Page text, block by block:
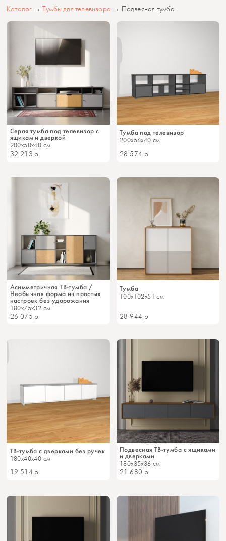
Каталог →Тумбы для телевизора → Подвесная тумба
Серая тумба под телевизор с
ящикам и дверкой
200x50x40 см
32 213 р
Тумба под телевизор
200x56x40 см
28 574 р
Асимметричная ТВ-тумба /
Необычная форма из простых
настроек без удорожания
180x75x32 см
26 075 р
Тумба
100x102x51 см
28 944 р
ТВ-тумба с дверками без ручек
180x40x40 см
19 514 р
Подвесная ТВ-тумба с ящиками
и дверками
180x35x36 см
21 680 р